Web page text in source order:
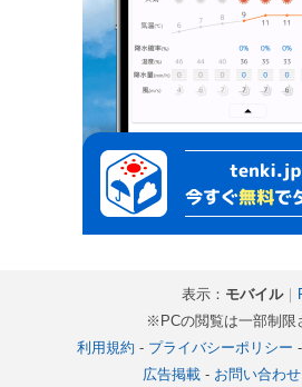
表示： モバイル｜
※PCの閲覧は一部制限
利用規約 - プライバシーポリシー -
広告掲載- お問い合わせ